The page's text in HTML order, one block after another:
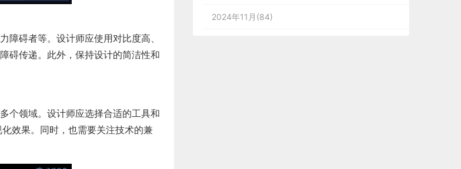
障碍者等。设计师应使用对比度高、
碍传递。此外，保持设计的简洁性和
个领域。设计师应选择合适的工具和
效果。同时，也需要关注技术的兼
2024年11月(84)